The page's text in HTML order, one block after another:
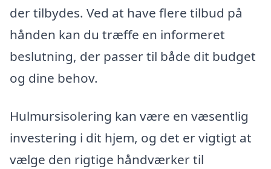
der tilbydes. Ved at have flere tilbud på
hånden kan du træffe en informeret
beslutning, der passer til både dit budget
og dine behov.
Hulmursisolering kan være en væsentlig
investering i dit hjem, og det er vigtigt at
vælge den rigtige håndværker til